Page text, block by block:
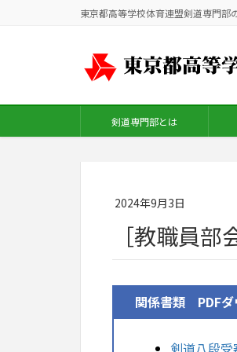
東京都高等学校体育連盟剣道専門部
剣道専門部とは
2024年9月3日
［教職員
関係書類 PDFダ
剣道八段